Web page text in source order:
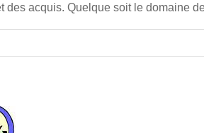
des acquis. Quelque soit le domaine